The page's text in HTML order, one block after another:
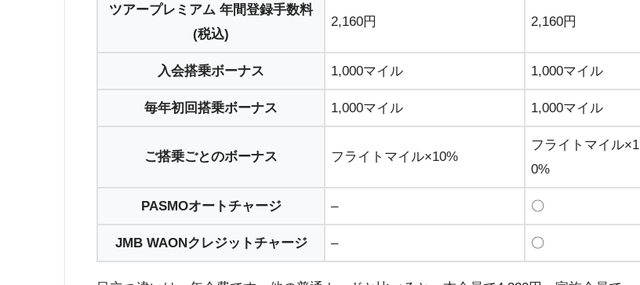
ツアープレミアム 年間登録手数料
(税込)
2,160円 2,160円
入会搭乗ボーナス 1,000マイル 1,000マイル
毎年初回搭乗ボーナス 1,000マイル 1,000マイル
ご搭乗ごとのボーナス フライトマイル×10%
フライトマイル×1
0%
PASMOオートチャージ – 〇
JMB WAONクレジットチャージ – 〇